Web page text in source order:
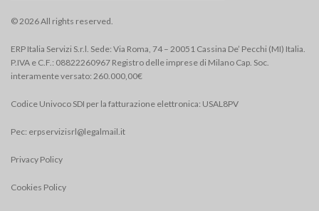
© 2026 All rights reserved.
ERP Italia Servizi S.r.l. Sede: Via Roma, 74 – 20051 Cassina De’ Pecchi (MI) Italia.
P.IVA e C.F.: 08822260967 Registro delle imprese di Milano Cap. Soc.
interamente versato: 260.000,00€
Codice Univoco SDI per la fatturazione elettronica: USAL8PV
Pec: erpservizisrl@legalmail.it
Privacy Policy
Cookies Policy